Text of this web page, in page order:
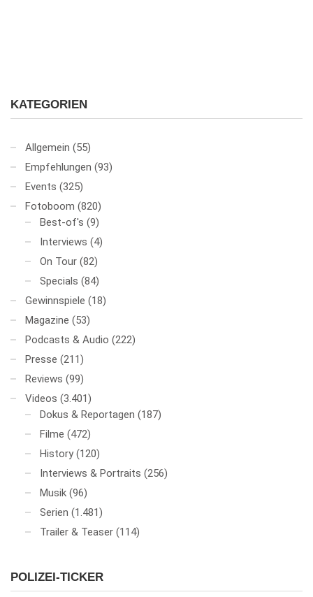
KATEGORIEN
Allgemein (55)
Empfehlungen (93)
Events (325)
Fotoboom (820)
Best-of's (9)
Interviews (4)
On Tour (82)
Specials (84)
Gewinnspiele (18)
Magazine (53)
Podcasts & Audio (222)
Presse (211)
Reviews (99)
Videos (3.401)
Dokus & Reportagen (187)
Filme (472)
History (120)
Interviews & Portraits (256)
Musik (96)
Serien (1.481)
Trailer & Teaser (114)
POLIZEI-TICKER